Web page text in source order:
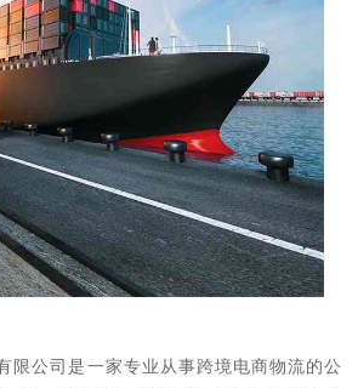
限公司是一家专业从事跨境电商物流的公